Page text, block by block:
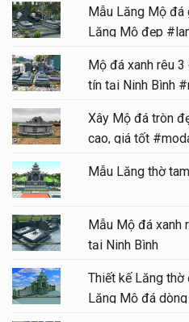
Mẫu Lăng Mộ đá
Lăng Mộ đẹp
Mộ đá xanh rêu
tín tại Ninh Bình
Xây Mộ đá tròn
cao, giá tốt
Mẫu Lăng thờ
Mẫu Mộ đá xanh
tại Ninh Bình
Thiết kế Lăng thờ
Lăng Mộ đá